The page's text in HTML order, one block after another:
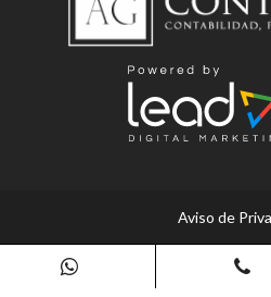
Aviso de